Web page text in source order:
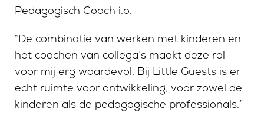
Pedagogisch Coach i.o.
“De combinatie van werken met kinderen en
het coachen van collega’s maakt deze rol
voor mij erg waardevol. Bij Little Guests is er
echt ruimte voor ontwikkeling, voor zowel de
kinderen als de pedagogische professionals.”